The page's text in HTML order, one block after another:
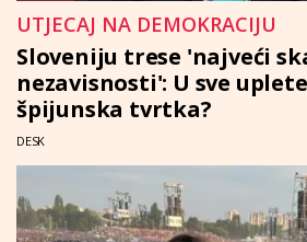
UTJECAJ NA DEMOKRACIJU
Sloveniju trese 'najveći
nezavisnosti': U sve
špijunska tvrtka?
DESK